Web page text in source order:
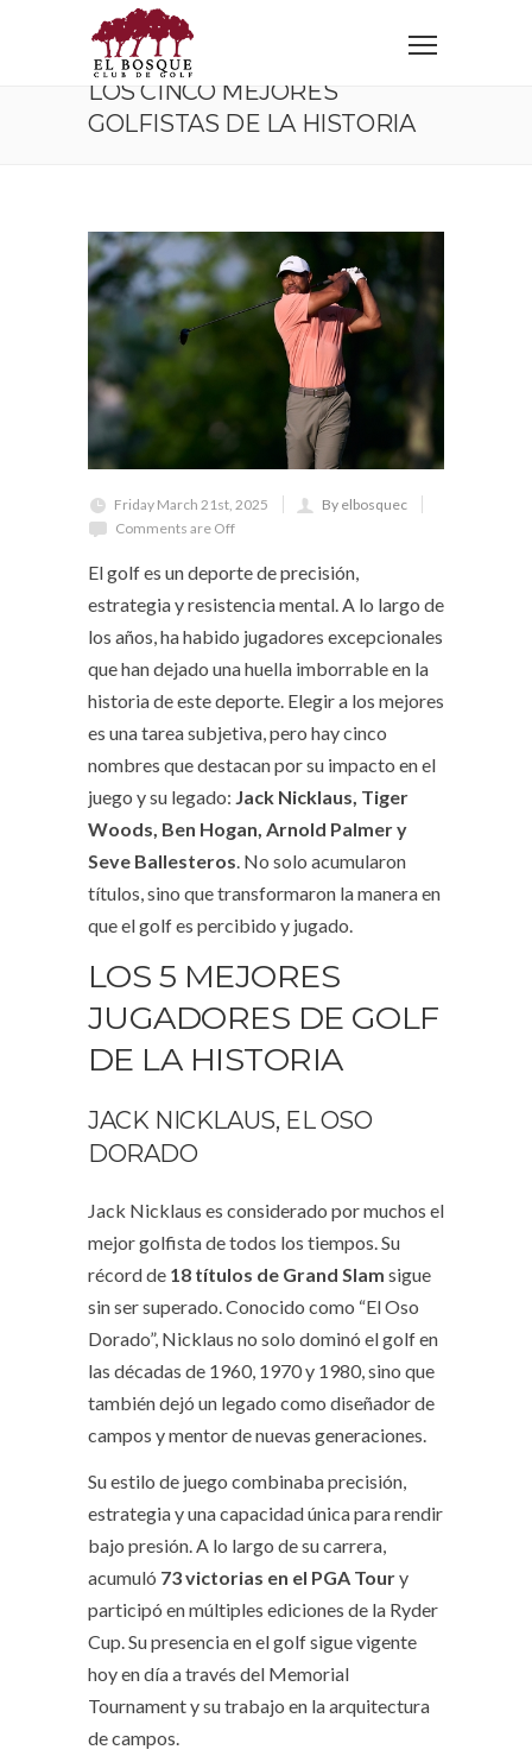
Home
Corporativo
Los cinco mejores golfistas de la historia
LOS CINCO MEJORES
GOLFISTAS DE LA HISTORIA
Friday March 21st, 2025
By elbosquec
Comments are Off
El golf es un deporte de precisión,
estrategia y resistencia mental. A lo largo de
los años, ha habido jugadores excepcionales
que han dejado una huella imborrable en la
historia de este deporte. Elegir a los mejores
es una tarea subjetiva, pero hay cinco
nombres que destacan por su impacto en el
juego y su legado: Jack Nicklaus, Tiger
Woods, Ben Hogan, Arnold Palmer y
Seve Ballesteros. No solo acumularon
títulos, sino que transformaron la manera en
que el golf es percibido y jugado.
LOS 5 MEJORES
JUGADORES DE GOLF
DE LA HISTORIA
JACK NICKLAUS, EL OSO
DORADO
Jack Nicklaus es considerado por muchos el
mejor golfista de todos los tiempos. Su
récord de 18 títulos de Grand Slam sigue
sin ser superado. Conocido como “El Oso
Dorado”, Nicklaus no solo dominó el golf en
las décadas de 1960, 1970 y 1980, sino que
también dejó un legado como diseñador de
campos y mentor de nuevas generaciones.
Su estilo de juego combinaba precisión,
estrategia y una capacidad única para rendir
bajo presión. A lo largo de su carrera,
acumuló 73 victorias en el PGA Toury
participó en múltiples ediciones de la Ryder
Cup. Su presencia en el golf sigue vigente
hoy en día a través del Memorial
Tournament y su trabajo en la arquitectura
de campos.